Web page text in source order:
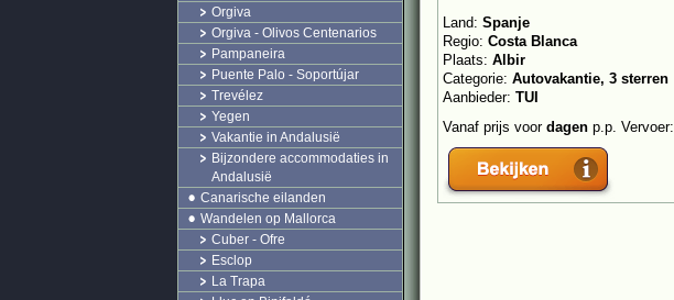
Land: Spanje
Regio: Costa Blanca
Plaats: Albir
Categorie: Autovakantie, 3 sterren
Aanbieder: TUI
Vanaf prijs voor dagen p.p. Vervoer:
Orgiva
Orgiva - Olivos Centenarios
Pampaneira
Puente Palo - Soportújar
Trevélez
Yegen
Vakantie in Andalusië
Bijzondere accommodaties in
Andalusië
Canarische eilanden
Wandelen op Mallorca
Cuber - Ofre
Esclop
La Trapa